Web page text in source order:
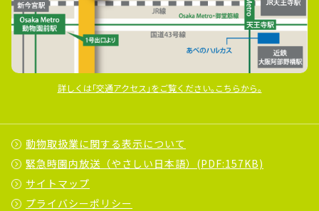
詳しくは｢交通アクセス｣をご覧ください｡こちらから｡
動物取扱業に関する表示について
緊急時園内放送（やさしい日本語）(PDF:157KB)
サイトマップ
プライバシーポリシー